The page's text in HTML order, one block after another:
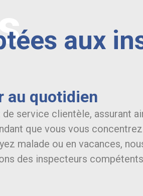
aux
au quotidien
service clientèle, assurant
que vous vous
malade ou en vacances,
des inspecteurs